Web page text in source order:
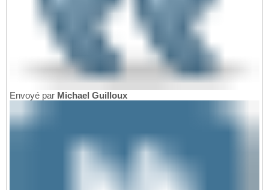
Envoyé par Michael Guilloux